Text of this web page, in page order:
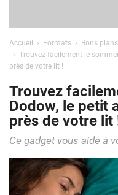
Accueil Formats
Bons plans
Trouvez facilement le
près de votre lit !
Trouvez
Dodow, le petit
près de votre lit
Ce gadget vous aide à